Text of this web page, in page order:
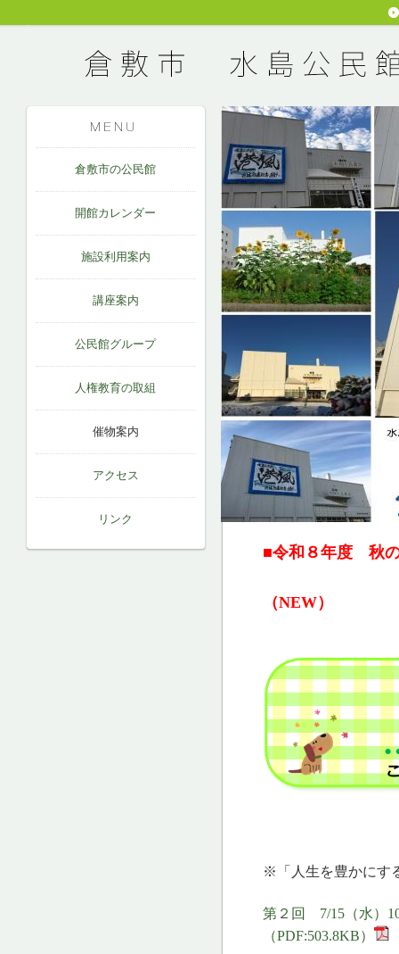
倉敷市の公民館
開館カレンダー
施設利用案内
講座案内
公民館グループ
人権教育の取組
催物案内
アクセス
リンク
■令和８年度 秋
（NEW）
※「人生を豊かにす
第２回 7/15（水）
（PDF:503.8KB）